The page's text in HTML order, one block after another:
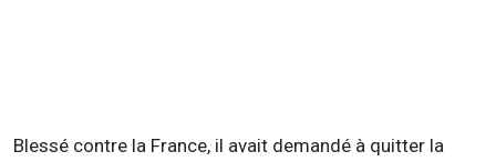
Blessé contre la France, il avait demandé à quitter la